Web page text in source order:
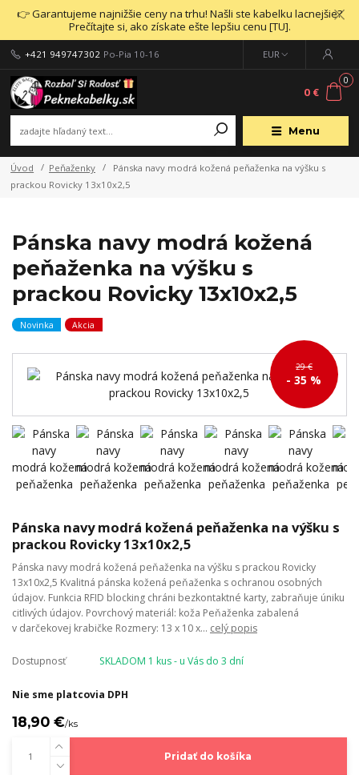
👉 Garantujeme najnižšie ceny na trhu! Našli ste kabelku lacnejšie?
Prečítajte si, ako získate ešte lepšiu cenu [TU].
Menu
EUR
+421 949747302 Po-Pia 10-16
0
0 €
Úvod Peňaženky
Pánska navy modrá kožená peňaženka na výšku s
prackou Rovicky 13x10x2,5
Pánska navy modrá kožená
peňaženka na výšku s
prackou Rovicky 13x10x2,5
Novinka Akcia
29 €
- 35 %
Pánska navy modrá kožená peňaženka na výšku s
prackou Rovicky 13x10x2,5
Pánska navy modrá kožená peňaženka na výšku s prackou Rovicky
13x10x2,5 Kvalitná pánska kožená peňaženka s ochranou osobných
údajov. Funkcia RFID blocking chráni bezkontaktné karty, zabraňuje úniku
citlivých údajov. Povrchový materiál: koža Peňaženka zabalená
v darčekovej krabičke Rozmery: 13 x 10 x... celý popis
Dostupnosť SKLADOM 1 kus - u Vás do 3 dní
Nie sme platcovia DPH
18,90 €/ks
Pridať do košíka